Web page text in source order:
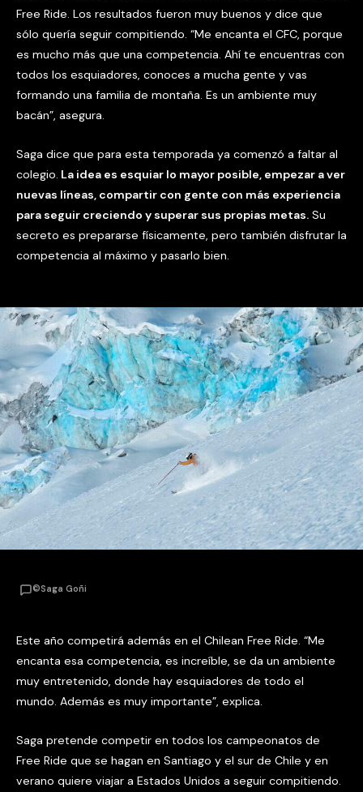
Free Ride. Los resultados fueron muy buenos y dice que
sólo quería seguir compitiendo. “Me encanta el CFC, porque
es mucho más que una competencia. Ahí te encuentras con
todos los esquiadores, conoces a mucha gente y vas
formando una familia de montaña. Es un ambiente muy
bacán”, asegura.
Saga dice que para esta temporada ya comenzó a faltar al
colegio. La idea es esquiar lo mayor posible, empezar a ver
nuevas líneas, compartir con gente con más experiencia
para seguir creciendo y superar sus propias metas. Su
secreto es prepararse físicamente, pero también disfrutar la
competencia al máximo y pasarlo bien.
©Saga Goñi
Este año competirá además en el Chilean Free Ride. “Me
encanta esa competencia, es increíble, se da un ambiente
muy entretenido, donde hay esquiadores de todo el
mundo. Además es muy importante”, explica.
Saga pretende competir en todos los campeonatos de
Free Ride que se hagan en Santiago y el sur de Chile y en
verano quiere viajar a Estados Unidos a seguir compitiendo.